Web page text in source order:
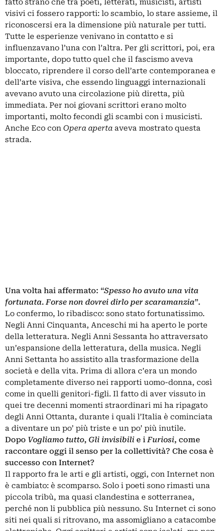
fatto strano che tra poeti, letterati, musicisti, artisti
visivi ci fossero rapporti: lo scambio, lo stare assieme, il
riconoscersi era la dimensione più naturale per tutti.
Tutte le esperienze venivano in contatto e si
influenzavano l’una con l’altra. Per gli scrittori, poi, era
importante, dopo tutto quel che il fascismo aveva
bloccato, riprendere il corso dell’arte contemporanea e
dell’arte visiva, che essendo linguaggi internazionali
avevano avuto una circolazione più diretta, più
immediata. Per noi giovani scrittori erano molto
importanti, molto fecondi gli scambi con i musicisti.
Anche Eco con Opera aperta aveva mostrato questa
strada.
Una volta hai affermato: “Spesso ho avuto una vita
fortunata. Forse non dovrei dirlo per scaramanzia”.
Lo confermo, lo ribadisco: sono stato fortunatissimo.
Negli Anni Cinquanta, Anceschi mi ha aperto le porte
della letteratura. Negli Anni Sessanta ho attraversato
un’espansione della letteratura, della musica. Negli
Anni Settanta ho assistito alla trasformazione della
società e della vita. Prima di allora c’era un mondo
completamente diverso nei rapporti uomo-donna, così
come in quelli genitori-figli. Il fatto di aver vissuto in
quei tre decenni momenti straordinari mi ha ripagato
degli Anni Ottanta, durante i quali l’Italia è cominciata
a diventare un po’ più triste e un po’ più inutile.
Dopo Vogliamo tutto, Gli invisibili e iFuriosi, come
raccontare oggi il senso per la collettività? Che cosa è
successo con Internet?
Il rapporto fra le arti e gli artisti, oggi, con Internet non
è cambiato: è scomparso. Solo i poeti sono rimasti una
piccola tribù, ma quasi clandestina e sotterranea,
perché non li pubblica più nessuno. Su Internet ci sono
siti nei quali si ritrovano, ma assomigliano a catacombe